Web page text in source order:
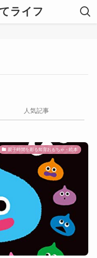
ライフ
人気記事
親子時間を彩る知育おもちゃ・絵本